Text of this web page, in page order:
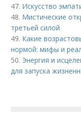
47. Искусство
48. Мистические
третьей силой
49. Какие
нормой: мифы и
50. Энергия и
для запуска